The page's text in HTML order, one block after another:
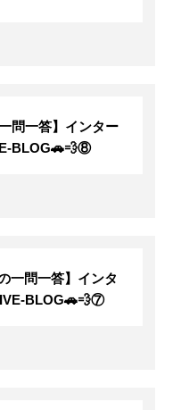
問一答】インター
BLOG🚗💨⑧
一問一答】インタ
BLOG🚗💨⑦